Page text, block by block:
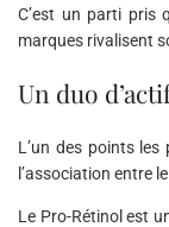
C’est un parti pris
marques rivalisent
Un duo
L’un des points
l’association entre
Le Pro-Rétinol est